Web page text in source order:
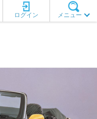
メニュー
ログイン